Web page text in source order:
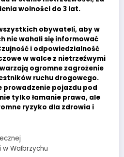
wolności do 3 lat.
obywateli, aby w
nie wahali się informować
i odpowiedzialność
w walce z nietrzeźwymi
ogromne zagrożenie
ruchu drogowego.
prowadzenie pojazdu pod
tylko łamanie prawa, ale
ryzyko dla zdrowia i
Wałbrzychu